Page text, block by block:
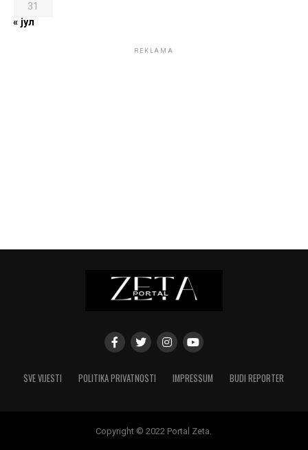
31
« јул
REKLAMA
SVE VIJESTI POLITIKA PRIVATNOSTI IMPRESSUM BUDI REPORTER
Copyright © 2022 Portal Zeta.